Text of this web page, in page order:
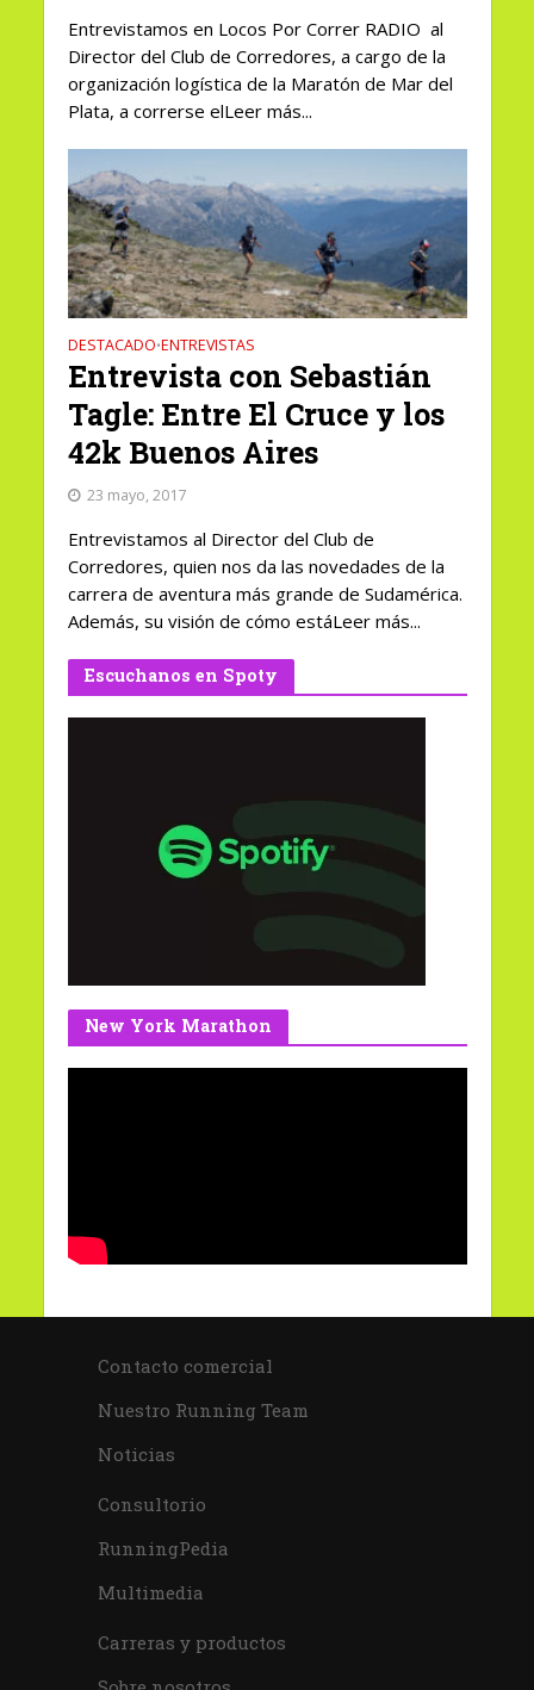
Entrevistamos en Locos Por Correr RADIO al
Director del Club de Corredores, a cargo de la
organización logística de la Maratón de Mar del
Plata, a correrse elLeer más...
DESTACADO•ENTREVISTAS
Entrevista con Sebastián
Tagle: Entre El Cruce y los
42k Buenos Aires
23 mayo, 2017
Entrevistamos al Director del Club de
Corredores, quien nos da las novedades de la
carrera de aventura más grande de Sudamérica.
Además, su visión de cómo estáLeer más...
Escuchanos en Spoty
New York Marathon
Contacto comercial
Nuestro Running Team
Noticias
Consultorio
RunningPedia
Multimedia
Carreras y productos